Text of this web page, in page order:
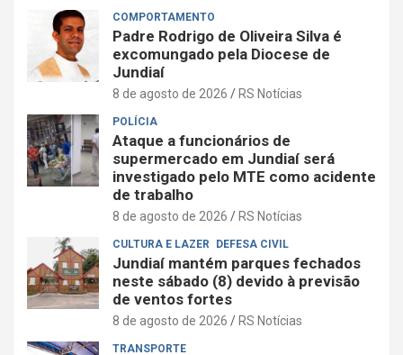
COMPORTAMENTO
Padre Rodrigo de Oliveira Silva é
excomungado pela Diocese de
Jundiaí
8 de agosto de 2026 RS Notícias
POLÍCIA
Ataque a funcionários de
supermercado em Jundiaí será
investigado pelo MTE como acidente
de trabalho
8 de agosto de 2026 RS Notícias
CULTURA E LAZER DEFESA CIVIL
Jundiaí mantém parques fechados
neste sábado (8) devido à previsão
de ventos fortes
8 de agosto de 2026 RS Notícias
TRANSPORTE